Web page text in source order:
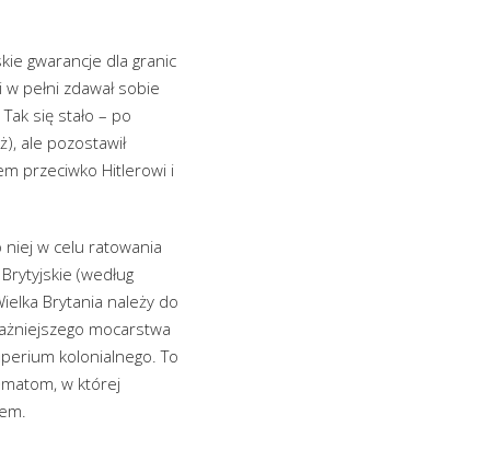
gwarancje dla granic
pełni zdawał sobie
się stało – po
ale pozostawił
przeciwko Hitlerowi i
niej w celu ratowania
(według
Brytania należy do
mocarstwa
kolonialnego. To
w której